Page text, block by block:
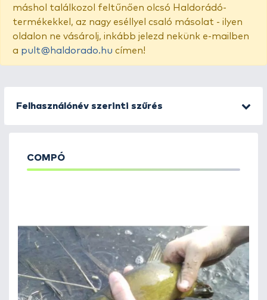
máshol találkozol feltűnően olcsó Haldorádó-
termékekkel, az nagy eséllyel csaló másolat - ilyen
oldalon ne vásárolj, inkább jelezd nekünk e-mailben
a pult@haldorado.hu címen!
Felhasználónév szerinti szűrés
COMPÓ